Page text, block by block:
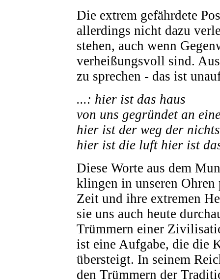
Die extrem gefährdete
allerdings nicht dazu
stehen, auch wenn
verheißungsvoll sind.
zu sprechen - das ist
...: hier ist das haus
von uns gegründet an
hier ist der weg der
hier ist die luft hier ist
Diese Worte aus dem
klingen in unseren Ohren
Zeit und ihre extremen
sie uns auch heute
Trümmern einer
ist eine Aufgabe, die die
übersteigt. In seinem
den Trümmern der